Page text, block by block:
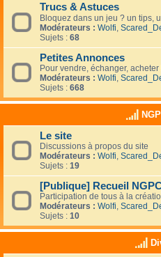
Trucs & Astuces
Bloquez dans un jeu ? un tips,
Modérateurs : Wolfi,
Sujets : 68
Petites Annonces
Pour vendre, échanger, acheter
Modérateurs : Wolfi,
Sujets : 668
Le site
Discussions à propos du site
Modérateurs : Wolfi,
Sujets : 19
[Publique] Recueil
Participation de tous à la
Modérateurs : Wolfi,
Sujets : 10